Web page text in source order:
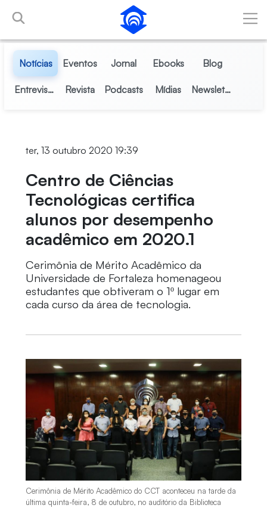
Pular para o Conteúdo principal
Notícias Eventos Jornal Ebooks Blog
Entrevistas Revista Podcasts Mídias Newsletter
ter, 13 outubro 2020 19:39
Centro de Ciências
Tecnológicas certifica
alunos por desempenho
acadêmico em 2020.1
Cerimônia de Mérito Acadêmico da
Universidade de Fortaleza homenageou
estudantes que obtiveram o 1º lugar em
cada curso da área de tecnologia.
Cerimônia de Mérito Acadêmico do CCT aconteceu na tarde da
última quinta-feira, 8 de outubro, no auditório da Biblioteca